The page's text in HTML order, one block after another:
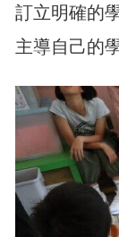
訂立明確的
主導自己的